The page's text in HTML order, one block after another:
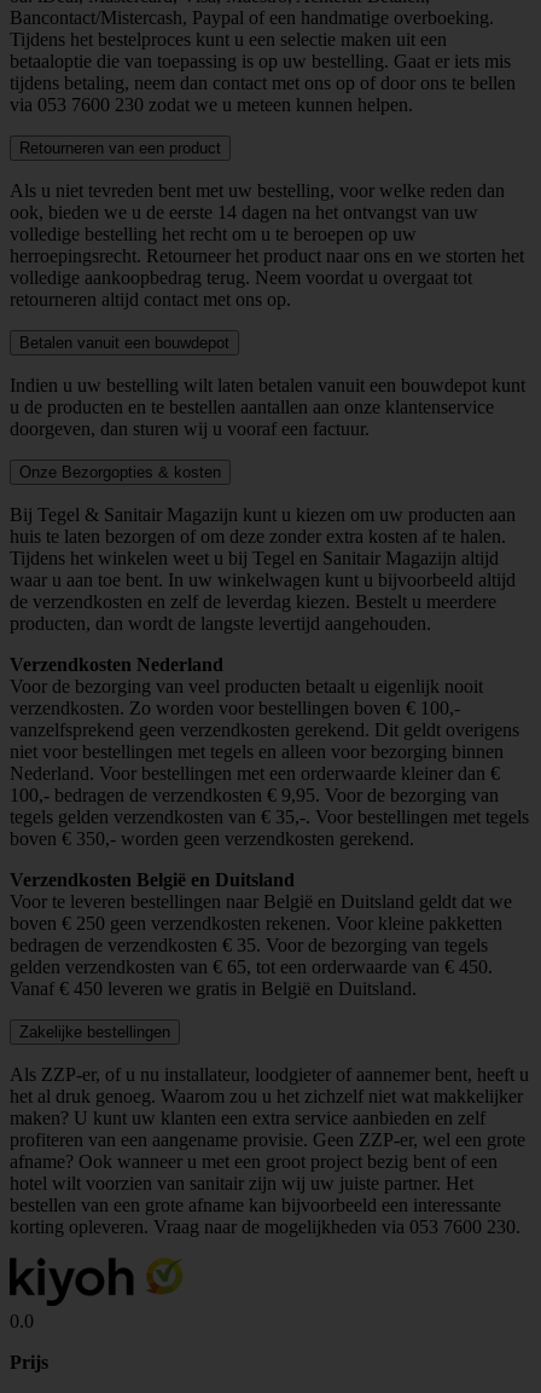
Bancontact/Mistercash, Paypal of een handmatige overboeking.
Tijdens het bestelproces kunt u een selectie maken uit een
betaaloptie die van toepassing is op uw bestelling. Gaat er iets mis
tijdens betaling, neem dan contact met ons op of door ons te bellen
via 053 7600 230 zodat we u meteen kunnen helpen.
Retourneren van een product
Als u niet tevreden bent met uw bestelling, voor welke reden dan
ook, bieden we u de eerste 14 dagen na het ontvangst van uw
volledige bestelling het recht om u te beroepen op uw
herroepingsrecht. Retourneer het product naar ons en we storten het
volledige aankoopbedrag terug. Neem voordat u overgaat tot
retourneren altijd contact met ons op.
Betalen vanuit een bouwdepot
Indien u uw bestelling wilt laten betalen vanuit een bouwdepot kunt
u de producten en te bestellen aantallen aan onze klantenservice
doorgeven, dan sturen wij u vooraf een factuur.
Onze Bezorgopties & kosten
Bij Tegel & Sanitair Magazijn kunt u kiezen om uw producten aan
huis te laten bezorgen of om deze zonder extra kosten af te halen.
Tijdens het winkelen weet u bij Tegel en Sanitair Magazijn altijd
waar u aan toe bent. In uw winkelwagen kunt u bijvoorbeeld altijd
de verzendkosten en zelf de leverdag kiezen. Bestelt u meerdere
producten, dan wordt de langste levertijd aangehouden.
Verzendkosten Nederland
Voor de bezorging van veel producten betaalt u eigenlijk nooit
verzendkosten. Zo worden voor bestellingen boven € 100,-
vanzelfsprekend geen verzendkosten gerekend. Dit geldt overigens
niet voor bestellingen met tegels en alleen voor bezorging binnen
Nederland. Voor bestellingen met een orderwaarde kleiner dan €
100,- bedragen de verzendkosten € 9,95. Voor de bezorging van
tegels gelden verzendkosten van € 35,-. Voor bestellingen met tegels
boven € 350,- worden geen verzendkosten gerekend.
Verzendkosten België en Duitsland
Voor te leveren bestellingen naar België en Duitsland geldt dat we
boven € 250 geen verzendkosten rekenen. Voor kleine pakketten
bedragen de verzendkosten € 35. Voor de bezorging van tegels
gelden verzendkosten van € 65, tot een orderwaarde van € 450.
Vanaf € 450 leveren we gratis in België en Duitsland.
Zakelijke bestellingen
Als ZZP-er, of u nu installateur, loodgieter of aannemer bent, heeft u
het al druk genoeg. Waarom zou u het zichzelf niet wat makkelijker
maken? U kunt uw klanten een extra service aanbieden en zelf
profiteren van een aangename provisie. Geen ZZP-er, wel een grote
afname? Ook wanneer u met een groot project bezig bent of een
hotel wilt voorzien van sanitair zijn wij uw juiste partner. Het
bestellen van een grote afname kan bijvoorbeeld een interessante
korting opleveren. Vraag naar de mogelijkheden via 053 7600 230.
0.0
Prijs